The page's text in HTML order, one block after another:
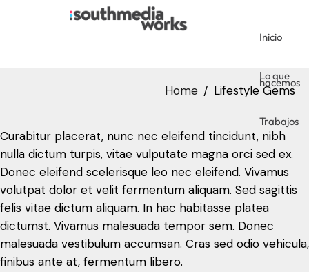
Trabajos
Inicio
Lo que
hacemos
Trabajos
Home Lifestyle Gems
Curabitur placerat, nunc nec eleifend tincidunt, nibh
nulla dictum turpis, vitae vulputate magna orci sed ex.
Donec eleifend scelerisque leo nec eleifend. Vivamus
volutpat dolor et velit fermentum aliquam. Sed sagittis
felis vitae dictum aliquam. In hac habitasse platea
dictumst. Vivamus malesuada tempor sem. Donec
malesuada vestibulum accumsan. Cras sed odio vehicula,
finibus ante at, fermentum libero.